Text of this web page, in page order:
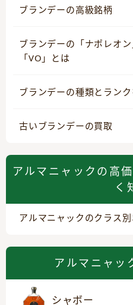
ブランデーの高級銘柄
ブランデーの「ナポレオン
「VO」とは
ブランデーの種類とラン
古いブランデーの買取
アルマニャックの高
く
アルマニャックのクラス
アルマニャッ
シャボー